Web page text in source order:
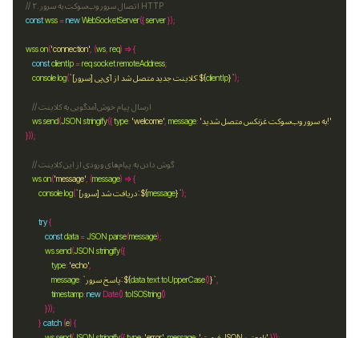
constwss =newWebSocketServer({ server
wsson('connection' , (ws req
constclientIp =reqsocketremoteAddress
consolelog( `[سرور] کلاینت جدید متصل شد از آی‌پی: ${clientIp}`
wssend(JSON stringify({ type: 'welcome' message:
'به سرور وب‌سوکت غزنکس متصل شدید!'
wson('message' , (message
consolelog( `[سرور] دریافت شد: ${message}`
try
constdata =JSON parse(message
wssend(JSON stringify
type: 'echo'
message: `پاسخ سرور: ${datatexttoUpperCase()}`
timestamp:new Date(). toISOString
        }
catch (e